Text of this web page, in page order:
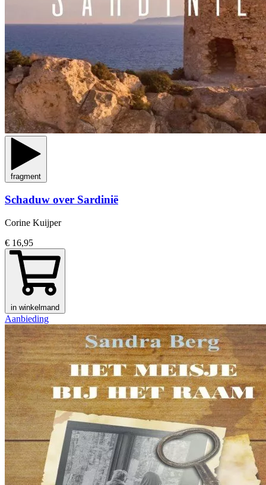
fragment
Schaduw over Sardinië
Corine Kuijper
€ 16,95
in winkelmand
Aanbieding